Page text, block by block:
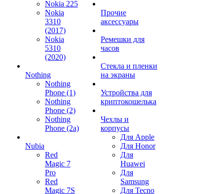
Nokia 225
Nokia
3310
(2017)
Nokia
5310
(2020)
Nothing
Nothing
Phone (1)
Nothing
Phone (2)
Nothing
Phone (2a)
Nubia
Red
Magic 7
Pro
Red
Magic 7S
Прочие
аксессуары
Ремешки для
часов
Стекла и пленки
на экраны
Устройства для
криптокошелька
Чехлы и
корпусы
Для Apple
Для Honor
Для
Huawei
Для
Samsung
Для Tecno